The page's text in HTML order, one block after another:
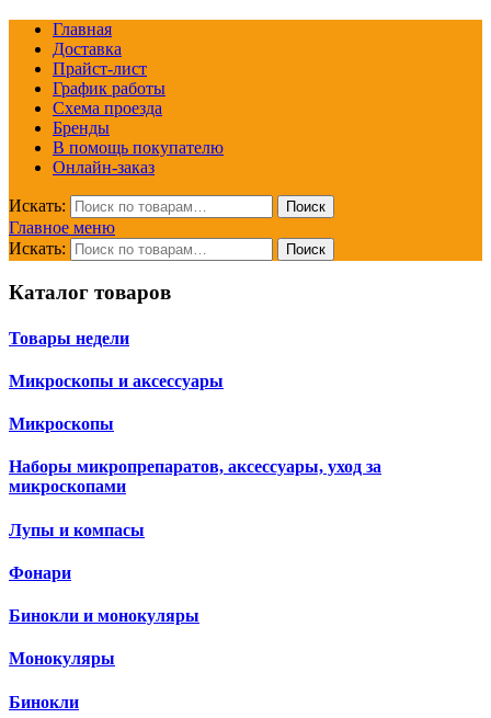
Главная
Доставка
Прайст-лист
График работы
Схема проезда
Бренды
В помощь покупателю
Онлайн-заказ
Искать: Поиск
Главное меню
Искать:
Поиск
Каталог товаров
Товары недели
Микроскопы и аксессуары
Микроскопы
Наборы микропрепаратов, аксессуары, уход за
микроскопами
Лупы и компасы
Фонари
Бинокли и монокуляры
Монокуляры
Бинокли